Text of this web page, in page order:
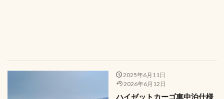
2025年6月11日
2026年6月12日
ハイゼットカーゴ車中泊仕様